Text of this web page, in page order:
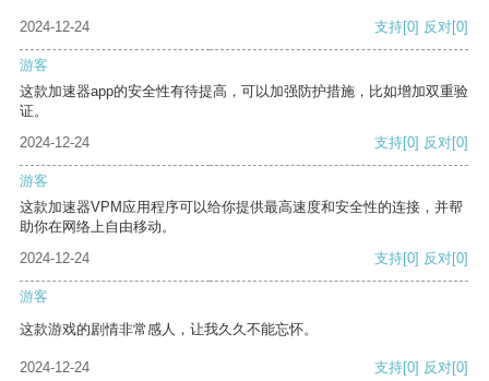
2024-12-24 支持[0] 反对[0]
游客
这款加速器app的安全性有待提高，可以加强防护措施，比如增加双重验
证。
2024-12-24
支持[0] 反对[0]
游客
这款加速器VPM应用程序可以给你提供最高速度和安全性的连接，并帮
助你在网络上自由移动。
2024-12-24
支持[0] 反对[0]
游客
这款游戏的剧情非常感人，让我久久不能忘怀。
2024-12-24 支持[0] 反对[0]